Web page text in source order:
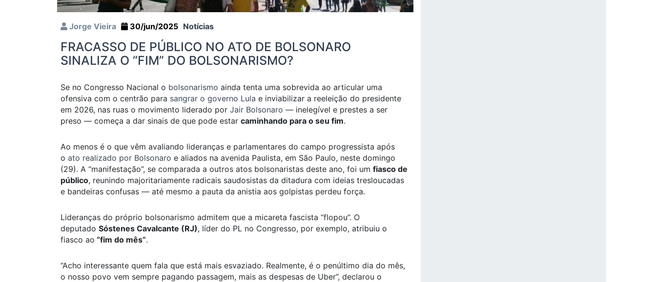
Jorge Vieira 30/jun/2025 Notícias
FRACASSO DE PÚBLICO NO ATO DE BOLSONARO
SINALIZA O “FIM” DO BOLSONARISMO?
Se no Congresso Nacional o bolsonarismo ainda tenta uma sobrevida ao articular uma
ofensiva com o centrão para sangrar o governo Lula e inviabilizar a reeleição do presidente
em 2026, nas ruas o movimento liderado por Jair Bolsonaro — inelegível e prestes a ser
preso — começa a dar sinais de que pode estar caminhando para o seu fim.
Ao menos é o que vêm avaliando lideranças e parlamentares do campo progressista após
o ato realizado por Bolsonaro e aliados na avenida Paulista, em São Paulo, neste domingo
(29). A “manifestação”, se comparada a outros atos bolsonaristas deste ano, foi um fiasco de
público, reunindo majoritariamente radicais saudosistas da ditadura com ideias tresloucadas
e bandeiras confusas — até mesmo a pauta da anistia aos golpistas perdeu força.
Lideranças do próprio bolsonarismo admitem que a micareta fascista “flopou”. O
deputado Sóstenes Cavalcante (RJ), líder do PL no Congresso, por exemplo, atribuiu o
fiasco ao “fim do mês”.
“Acho interessante quem fala que está mais esvaziado. Realmente, é o penúltimo dia do mês,
o nosso povo vem sempre pagando passagem, mais as despesas de Uber”, declarou o